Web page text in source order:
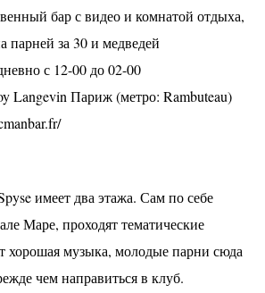
бар с видео и комнатой отдыха,
парней за 30 и медведей
с 12-00 до 02-00
Langevin Париж (метро: Rambuteau)
имеет два этажа. Сам по себе
Маре, проходят тематические
хорошая музыка, молодые парни сюда
чем направиться в клуб.